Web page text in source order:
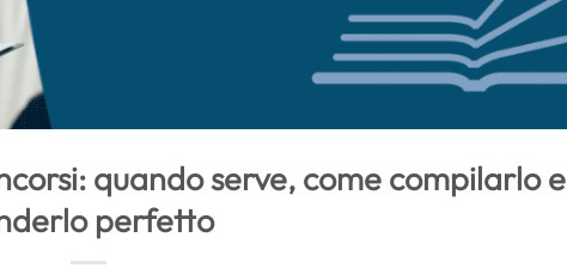
quando serve, come compilarlo e
perfetto